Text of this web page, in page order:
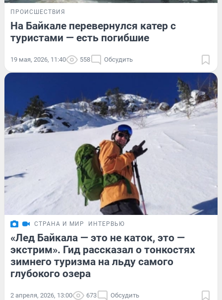
ПРОИСШЕСТВИЯ
На Байкале перевернулся катер с
туристами — есть погибшие
19 мая, 2026, 11:40 558 Обсудить
СТРАНА И МИР ИНТЕРВЬЮ
«Лед Байкала — это не каток, это —
экстрим». Гид рассказал о тонкостях
зимнего туризма на льду самого
глубокого озера
2 апреля, 2026, 13:00 673 Обсудить